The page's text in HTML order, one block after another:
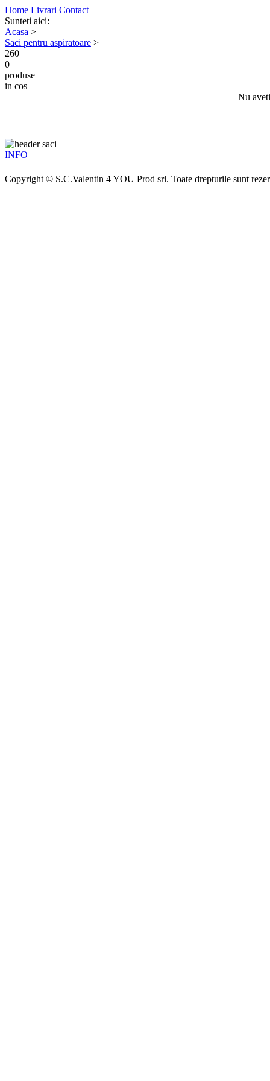
Home Livrari Contact
Sunteti aici:
Acasa >
Saci pentru aspiratoare >
260
0
produse
in cos
Nu
INFO
Copyright © S.C.Valentin 4 YOU Prod srl. Toate drepturile sunt